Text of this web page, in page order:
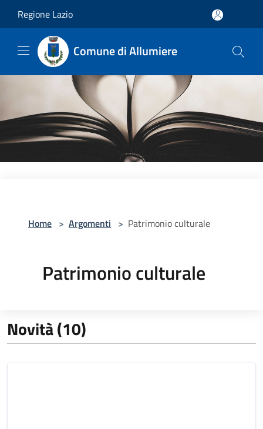
Regione Lazio
Comune di Allumiere
Home > Argomenti > Patrimonio culturale
Patrimonio culturale
Novità (10)